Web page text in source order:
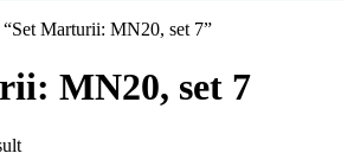
“Set Marturii: MN20, set 7”
MN20, set 7